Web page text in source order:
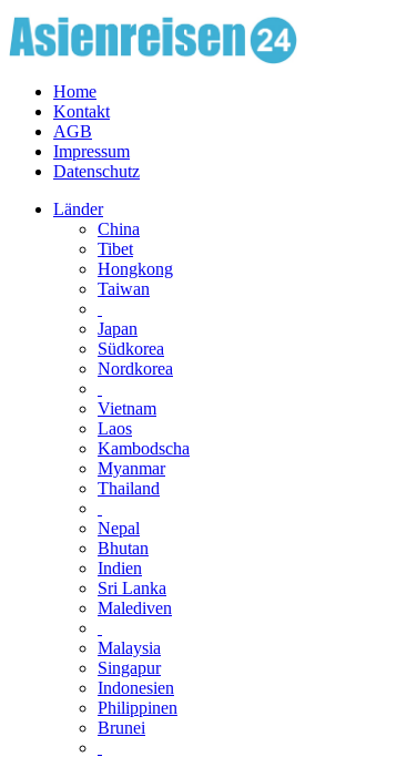
Home
Kontakt
AGB
Impressum
Datenschutz
Länder
China
Tibet
Hongkong
Taiwan
Japan
Südkorea
Nordkorea
Vietnam
Laos
Kambodscha
Myanmar
Thailand
Nepal
Bhutan
Indien
Sri Lanka
Malediven
Malaysia
Singapur
Indonesien
Philippinen
Brunei